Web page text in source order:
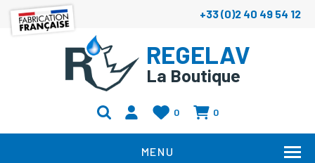
+33 (0)2 40 49 54 12
REGELAV
La Boutique
0 0
MENU